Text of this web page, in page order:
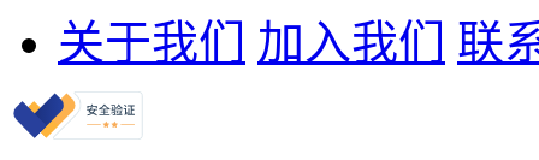
关于我们
加入我们 联